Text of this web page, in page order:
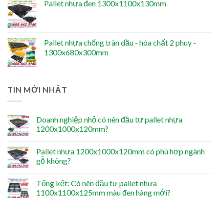
Pallet nhựa đen 1300x1100x130mm
Pallet nhựa chống tràn dầu - hóa chất 2 phuy -
1300x680x300mm
TIN MỚI NHẤT
Doanh nghiệp nhỏ có nên đầu tư pallet nhựa
1200x1000x120mm?
Pallet nhựa 1200x1000x120mm có phù hợp ngành
gỗ không?
Tổng kết: Có nên đầu tư pallet nhựa
1100x1100x125mm màu đen hàng mới?